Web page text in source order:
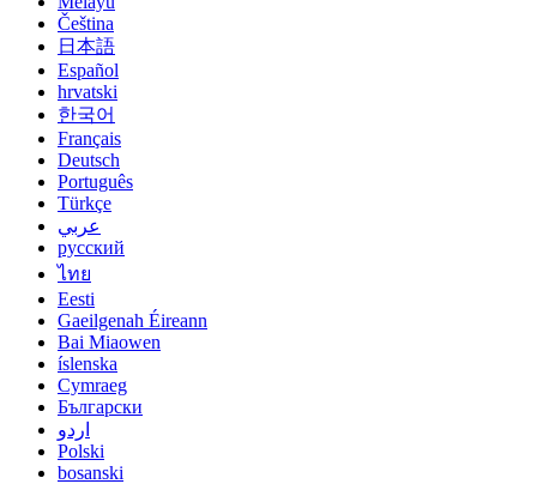
Čeština
日本語
Español
hrvatski
한국어
Français
Deutsch
Português
Türkçe
عربي
русский
ไทย
Eesti
Gaeilgenah Éireann
Bai Miaowen
íslenska
Cymraeg
Български
اردو
Polski
bosanski